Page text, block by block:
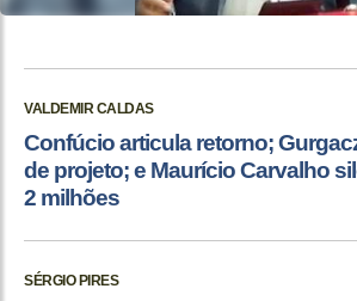
VALDEMIR CALDAS
Confúcio articula retorno;
de projeto; e Maurício Carvalho
2 milhões
SÉRGIO PIRES